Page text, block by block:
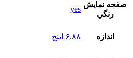
صفحه نمايش
رنگي
yes
اندازه ۶.۸۸ اینچ